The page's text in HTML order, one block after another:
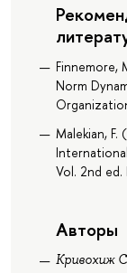
Finnemore,
Norm
Malekian,
Vol. 2nd ed.
Авторы
Кривохиж